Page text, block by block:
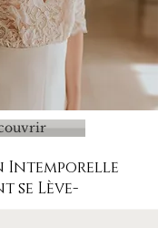
se Lève-